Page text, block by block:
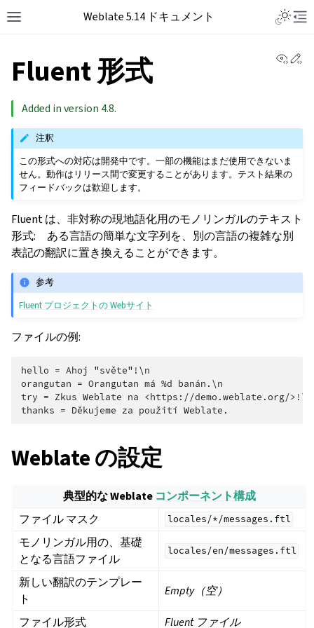
Weblate 5.14 ドキュメント
Fluent 形式
Added in version 4.8.
注釈
この形式への対応は開発中です。一部の機能はまだ使用できないま
せん。動作はリリース間で変更することがあります。テスト結果の
フィードバックは歓迎します。
Fluent は、非対称の現地語化用のモノリンガルのテキスト
形式: ある言語の簡単な文字列を、別の言語の複雑な別
表記の翻訳に置き換えることができます。
参考
Fluent プロジェクトの Webサイト
ファイルの例:
hello = Ahoj "světe"!\n
orangutan = Orangutan má %d banán.\n
try = Zkus Weblate na <https://demo.weblate.org/>!\n
Weblate の設定
典型的な Weblate コンポーネント構成
ファイル マスク
locales/*/messages.ftl
モノリンガル用の、基礎
となる言語ファイル
locales/en/messages.ftl
新しい翻訳のテンプレー
ト
Empty（空）
ファイル形式 Fluent ファイル